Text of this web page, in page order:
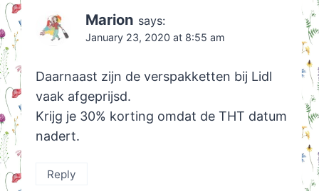
Marion says:
January 23, 2020 at 8:55 am
Daarnaast zijn de verspakketten bij Lidl
vaak afgeprijsd.
Krijg je 30% korting omdat de THT datum
nadert.
Reply